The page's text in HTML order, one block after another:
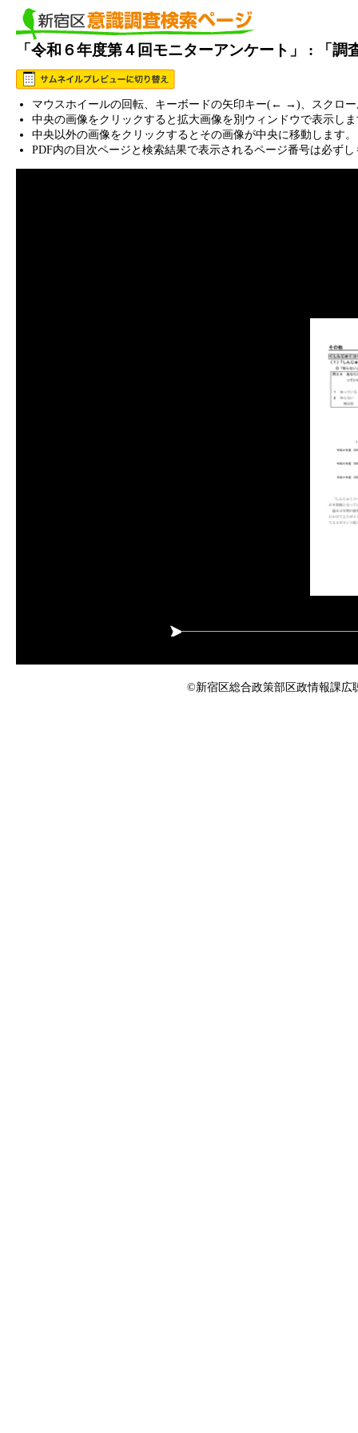
「令和６年度第４回モニターアンケート」 : 「
マウスホイールの回転、キーボードの矢印キー(← →)、スクロ
中央の画像をクリックすると拡大画像を別ウィンドウで表示し
中央以外の画像をクリックするとその画像が中央に移動します。
PDF内の目次ページと検索結果で表示されるページ番号は必ず
©新宿区総合政策部区政情報課広